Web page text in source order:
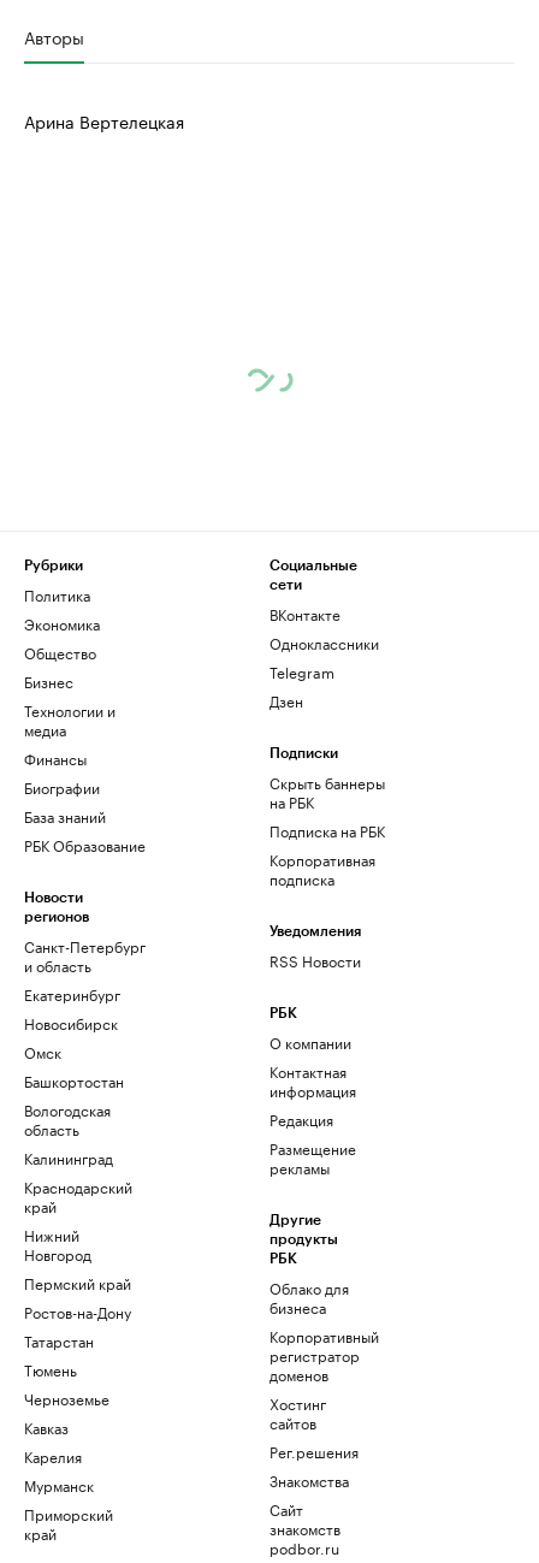
Авторы
Арина Вертелецкая
Рубрики
Политика
Экономика
Общество
Бизнес
Технологии и
медиа
Финансы
Биографии
База знаний
РБК Образование
Новости
регионов
Санкт-Петербург
и область
Екатеринбург
Новосибирск
Омск
Башкортостан
Вологодская
область
Калининград
Краснодарский
край
Нижний
Новгород
Пермский край
Ростов-на-Дону
Татарстан
Тюмень
Черноземье
Кавказ
Карелия
Мурманск
Приморский
край
Социальные
сети
ВКонтакте
Одноклассники
Telegram
Дзен
Подписки
Скрыть баннеры
на РБК
Подписка на РБК
Корпоративная
подписка
Уведомления
RSS Новости
РБК
О компании
Контактная
информация
Редакция
Размещение
рекламы
Другие
продукты
РБК
Облако для
бизнеса
Корпоративный
регистратор
доменов
Хостинг
сайтов
Рег.решения
Знакомства
Сайт
знакомств
podbor.ru